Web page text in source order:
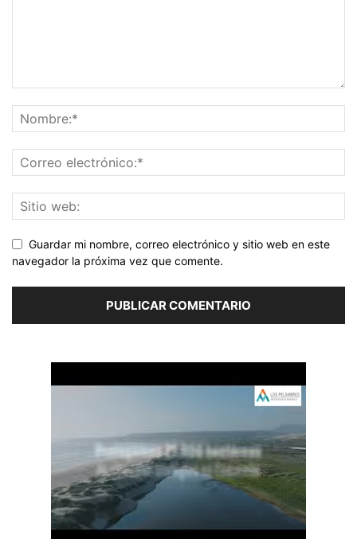
Guardar mi nombre, correo electrónico y sitio web en este
navegador la próxima vez que comente.